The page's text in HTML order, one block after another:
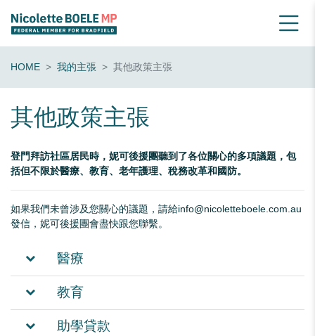
HOME 我的主張 其他政策主張
其他政策主張
登門拜訪社區居民時，妮可後援團聽到了各位關心的多項議題，包
括但不限於醫療、教育、老年護理、稅務改革和國防。
如果我們未曾涉及您關心的議題，請給info@nicoletteboele.com.au
發信，妮可後援團會盡快跟您聯繫。
醫療
教育
助學貸款